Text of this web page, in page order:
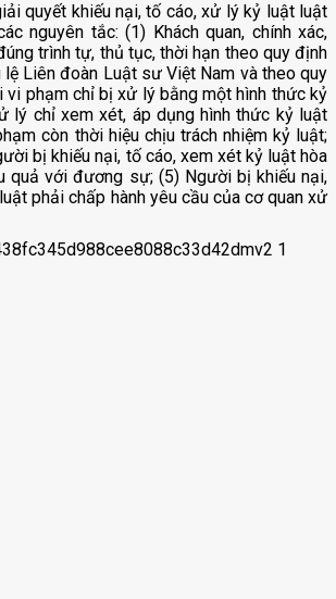
quyết khiếu nại, tố cáo, xử lý kỷ luật luật
nguyên tắc: (1) Khách quan, chính xác,
trình tự, thủ tục, thời hạn theo quy định
Liên đoàn Luật sư Việt Nam và theo quy
vi phạm chỉ bị xử lý bằng một hình thức kỷ
lý chỉ xem xét, áp dụng hình thức kỷ luật
còn thời hiệu chịu trách nhiệm kỷ luật;
bị khiếu nại, tố cáo, xem xét kỷ luật hòa
quả với đương sự; (5) Người bị khiếu nại,
phải chấp hành yêu cầu của cơ quan xử